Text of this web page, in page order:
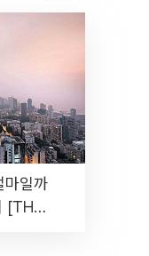
마일까
[THE